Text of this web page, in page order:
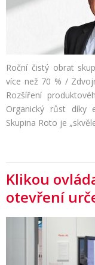
Roční čistý obrat
více než 70 % /
Rozšíření
Organický růst díky
Skupina Roto je
Klikou
otevření